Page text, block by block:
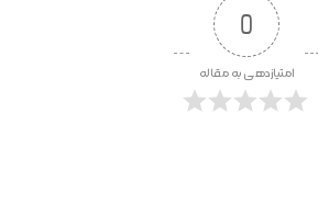
0
امتیازدهی به مقاله